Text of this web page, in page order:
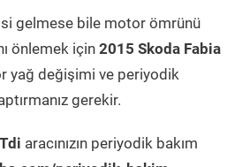
si gelmese bile motor ömrünü
önlemek için 2015 Skoda Fabia
yağ değişimi ve periyodik
gerekir.
aracınızın periyodik bakım